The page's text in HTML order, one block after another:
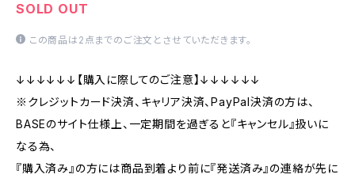
SOLD OUT
この商品は2点までのご注文とさせていただきます。
↓↓↓↓↓↓【購入に際してのご注意】↓↓↓↓↓↓
※クレジットカード決済、キャリア決済、PayPal決済の方は、
BASEのサイト仕様上、一定期間を過ぎると『キャンセル』扱いに
なる為、
『購入済み』の方には商品到着より前に『発送済み』の連絡が先に